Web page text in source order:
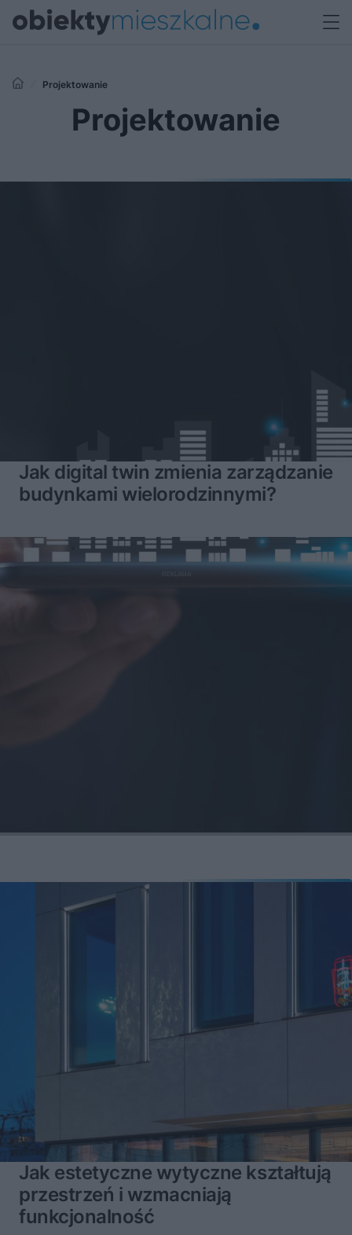
Projektowanie
Projektowanie
Jak digital twin zmienia zarządzanie
budynkami wielorodzinnymi?
Jak estetyczne wytyczne kształtują
przestrzeń i wzmacniają
funkcjonalność